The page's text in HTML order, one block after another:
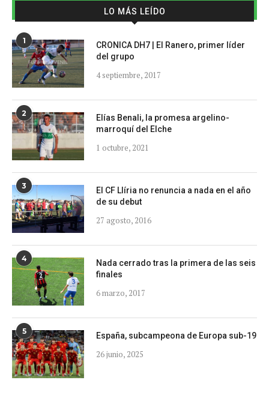
LO MÁS LEÍDO
1
CRONICA DH7 | El Ranero, primer líder
del grupo
4 septiembre, 2017
2
Elías Benali, la promesa argelino-
marroquí del Elche
1 octubre, 2021
3
El CF Llíria no renuncia a nada en el año
de su debut
27 agosto, 2016
4
Nada cerrado tras la primera de las seis
finales
6 marzo, 2017
5 España, subcampeona de Europa sub-19
26 junio, 2025